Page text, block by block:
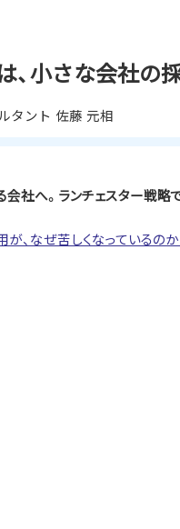
、小さな会社の
タント 佐藤 元相
社へ。ランチェスター戦略
が、なぜ苦しくなっているの